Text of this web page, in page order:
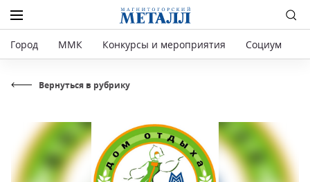
Город ММК Конкурсы и мероприятия Социум
Вернуться в рубрику